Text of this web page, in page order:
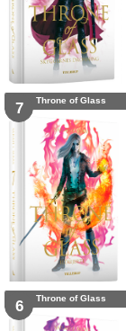
7 Throne of Glass
6 Throne of Glass